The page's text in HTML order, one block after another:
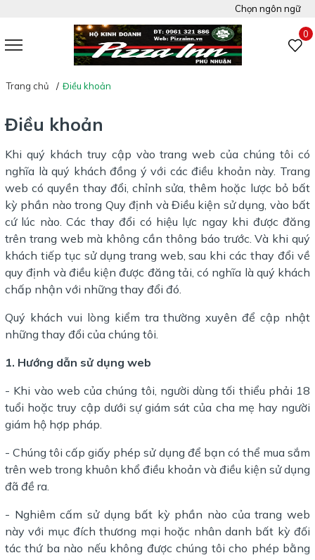
Chọn ngôn ngữ
0
Trang chủ Điều khoản
Điều khoản
Khi quý khách truy cập vào trang web của chúng tôi có
nghĩa là quý khách đồng ý với các điều khoản này. Trang
web có quyền thay đổi, chỉnh sửa, thêm hoặc lược bỏ bất
kỳ phần nào trong Quy định và Điều kiện sử dụng, vào bất
cứ lúc nào. Các thay đổi có hiệu lực ngay khi được đăng
trên trang web mà không cần thông báo trước. Và khi quý
khách tiếp tục sử dụng trang web, sau khi các thay đổi về
quy định và điều kiện được đăng tải, có nghĩa là quý khách
chấp nhận với những thay đổi đó.
Quý khách vui lòng kiểm tra thường xuyên để cập nhật
những thay đổi của chúng tôi.
1. Hướng dẫn sử dụng web
- Khi vào web của chúng tôi, người dùng tối thiểu phải 18
tuổi hoặc truy cập dưới sự giám sát của cha mẹ hay người
giám hộ hợp pháp.
- Chúng tôi cấp giấy phép sử dụng để bạn có thể mua sắm
trên web trong khuôn khổ điều khoản và điều kiện sử dụng
đã đề ra.
- Nghiêm cấm sử dụng bất kỳ phần nào của trang web
này với mục đích thương mại hoặc nhân danh bất kỳ đối
tác thứ ba nào nếu không được chúng tôi cho phép bằng